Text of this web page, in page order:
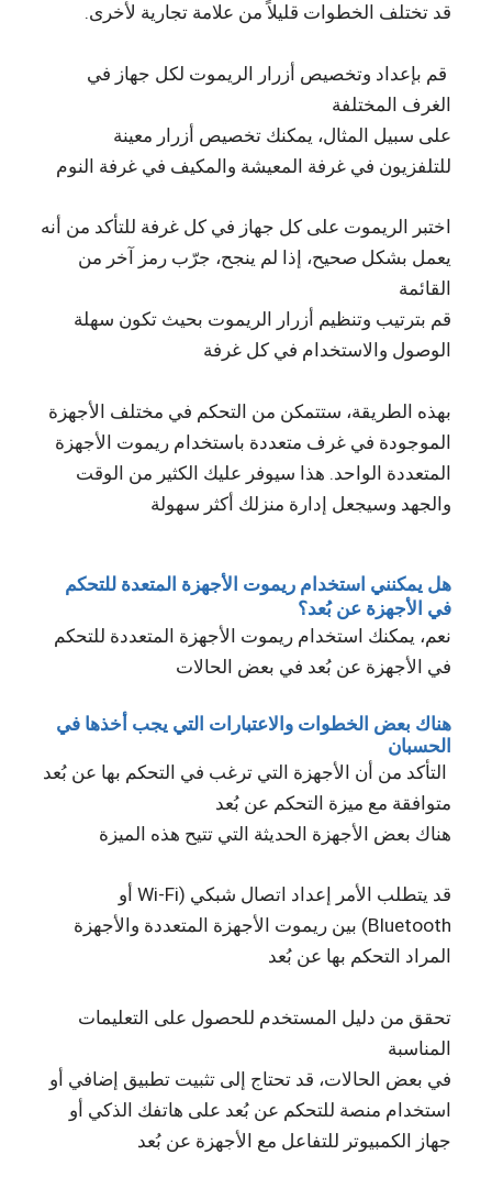
قد تختلف الخطوات قليلاً من علامة تجارية لأخرى.
قم بإعداد وتخصيص أزرار الريموت لكل جهاز في
الغرف المختلفة
على سبيل المثال، يمكنك تخصيص أزرار معينة
للتلفزيون في غرفة المعيشة والمكيف في غرفة النوم
اختبر الريموت على كل جهاز في كل غرفة للتأكد من أنه
يعمل بشكل صحيح، إذا لم ينجح، جرّب رمز آخر من
القائمة
قم بترتيب وتنظيم أزرار الريموت بحيث تكون سهلة
الوصول والاستخدام في كل غرفة
بهذه الطريقة، ستتمكن من التحكم في مختلف الأجهزة
الموجودة في غرف متعددة باستخدام ريموت الأجهزة
المتعددة الواحد. هذا سيوفر عليك الكثير من الوقت
والجهد وسيجعل إدارة منزلك أكثر سهولة
هل يمكنني استخدام ريموت الأجهزة المتعدة للتحكم
في الأجهزة عن بُعد؟
نعم، يمكنك استخدام ريموت الأجهزة المتعددة للتحكم
في الأجهزة عن بُعد في بعض الحالات
هناك بعض الخطوات والاعتبارات التي يجب أخذها في
الحسبان
التأكد من أن الأجهزة التي ترغب في التحكم بها عن بُعد
متوافقة مع ميزة التحكم عن بُعد
هناك بعض الأجهزة الحديثة التي تتيح هذه الميزة
قد يتطلب الأمر إعداد اتصال شبكي (Wi-Fi أو
Bluetooth) بين ريموت الأجهزة المتعددة والأجهزة
المراد التحكم بها عن بُعد
تحقق من دليل المستخدم للحصول على التعليمات
المناسبة
في بعض الحالات، قد تحتاج إلى تثبيت تطبيق إضافي أو
استخدام منصة للتحكم عن بُعد على هاتفك الذكي أو
جهاز الكمبيوتر للتفاعل مع الأجهزة عن بُعد